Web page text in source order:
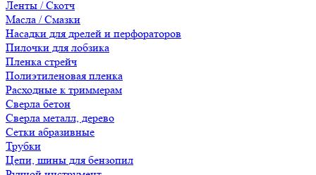
Ленты / Скотч
Масла / Смазки
Насадки для дрелей и перфораторов
Пилочки для лобзика
Пленка стрейч
Полиэтиленовая пленка
Расходные к триммерам
Сверла бетон
Сверла металл, дерево
Сетки абразивные
Трубки
Цепи, шины для бензопил